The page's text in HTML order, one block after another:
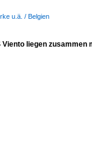
u.ä. / Belgien
Viento liegen